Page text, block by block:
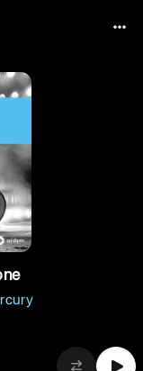
Mercury